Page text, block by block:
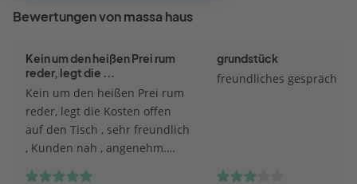
Bewertungen von massa haus
Kein um den heißen Prei rum
reder, legt die ...
Kein um den heißen Prei rum
reder, legt die Kosten offen
auf den Tisch , sehr freundlich
, Kunden nah , angenehm.
grundstück
freundliches gespräch